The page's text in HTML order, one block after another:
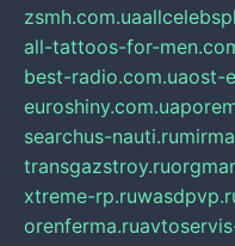
zsmh.com.ua
all-tattoos-for-
best-radio.com.uaost-
euroshiny.com.ua
searchus-nauti.ru
transgazstroy.ru
xtreme-rp.ru
orenferma.ru